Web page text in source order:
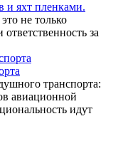
и яхт пленками.
не только
за
транспорта:
авиационной
идут